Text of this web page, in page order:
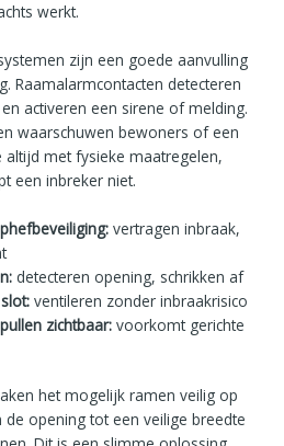
werkt.
zijn een goede aanvulling
Raamalarmcontacten detecteren
activeren een sirene of melding.
waarschuwen bewoners of een
met fysieke maatregelen,
een inbreker niet.
vertragen inbraak,
detecteren opening, schrikken af
ventileren zonder inbraakrisico
zichtbaar: voorkomt gerichte
het mogelijk ramen veilig op
opening tot een veilige breedte